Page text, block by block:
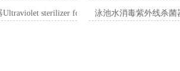
sterilizer for oilfield reinjection water
泳池水消毒紫外线杀菌